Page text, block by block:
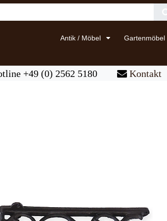
Antik / Möbel Gartenmöbel
+49 (0) 2562 5180 Kontakt